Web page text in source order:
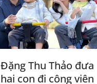
Đặng Thu Thảo đưa
hai con đi công viên